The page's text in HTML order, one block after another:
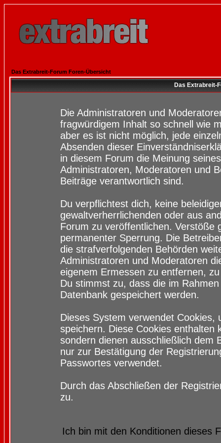
Das Extrabreit-Forum Foren-Übersicht
Das Extrabreit-
Die Administratoren und
fragwürdigem Inhalt so schnell wie
aber es ist nicht möglich, jede
Absenden dieser
in diesem Forum die Meinung
Administratoren, Moderatoren und
Beiträge verantwortlich sind.
Du verpflichtest dich, keine
gewaltverherrlichenden oder aus
Forum zu veröffentlichen. Verstöße
permanenter Sperrung. Die
die strafverfolgenden Behörden
Administratoren und Moderatoren
eigenem Ermessen zu entfernen,
Du stimmst zu, dass die im
Datenbank gespeichert werden.
Dieses System verwendet
speichern. Diese Cookies enthalten
sondern dienen ausschließlich dem
nur zur Bestätigung der
Passwortes verwendet.
Durch das Abschließen der
zu.
Ich bin mit den Konditionen dieses